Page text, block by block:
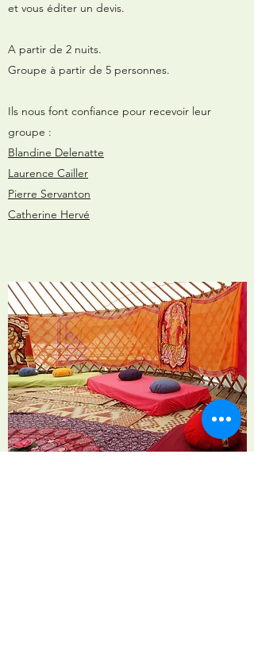
et vous éditer un devis.
A partir de 2 nuits.
Groupe à partir de 5 personnes.
Ils nous font confiance pour recevoir leur
groupe :
Blandine Delenatte
Laurence Cailler
Pierre Servanton
Catherine Hervé